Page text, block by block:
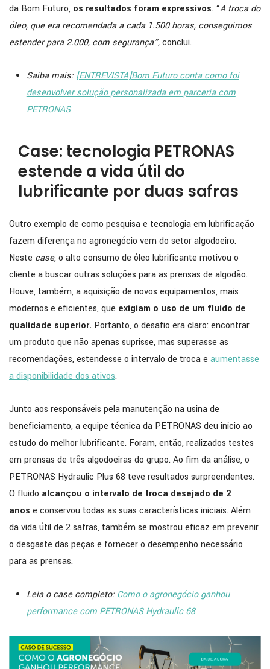
da Bom Futuro, os resultados foram expressivos. “A troca do
óleo, que era recomendada a cada 1.500 horas, conseguimos
estender para 2.000, com segurança”,conclui.
Saiba mais: [ENTREVISTA]Bom Futuro conta como foi
desenvolver solução personalizada em parceria com
PETRONAS
Case: tecnologia PETRONAS
estende a vida útil do
lubrificante por duas safras
Outro exemplo de como pesquisa e tecnologia em lubrificação
fazem diferença no agronegócio vem do setor algodoeiro.
Neste case, o alto consumo de óleo lubrificante motivou o
cliente a buscar outras soluções para as prensas de algodão.
Houve, também, a aquisição de novos equipamentos, mais
modernos e eficientes, que exigiam o uso de um fluido de
qualidade superior. Portanto, o desafio era claro: encontrar
um produto que não apenas suprisse, mas superasse as
recomendações, estendesse o intervalo de troca e aumentasse
a disponibilidade dos ativos.
Junto aos responsáveis pela manutenção na usina de
beneficiamento, a equipe técnica da PETRONAS deu início ao
estudo do melhor lubrificante. Foram, então, realizados testes
em prensas de três algodoeiras do grupo. Ao fim da análise, o
PETRONAS Hydraulic Plus 68 teve resultados surpreendentes.
O fluido alcançou o intervalo de troca desejado de 2
anos e conservou todas as suas características iniciais. Além
da vida útil de 2 safras, também se mostrou eficaz em prevenir
o desgaste das peças e fornecer o desempenho necessário
para as prensas.
Leia o case completo: Como o agronegócio ganhou
performance com PETRONAS Hydraulic 68